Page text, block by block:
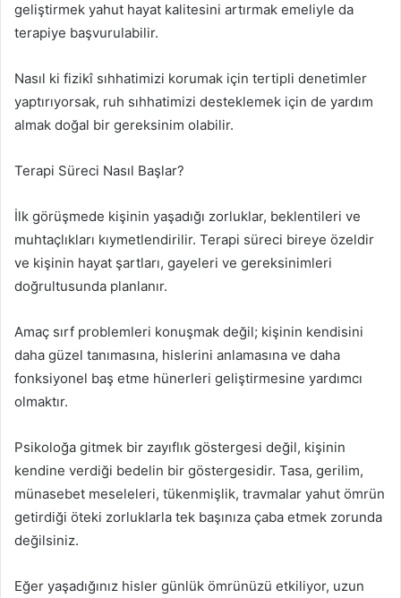
geliştirmek yahut hayat kalitesini artırmak emeliyle da
terapiye başvurulabilir.
Nasıl ki fizikî sıhhatimizi korumak için tertipli denetimler
yaptırıyorsak, ruh sıhhatimizi desteklemek için de yardım
almak doğal bir gereksinim olabilir.
Terapi Süreci Nasıl Başlar?
İlk görüşmede kişinin yaşadığı zorluklar, beklentileri ve
muhtaçlıkları kıymetlendirilir. Terapi süreci bireye özeldir
ve kişinin hayat şartları, gayeleri ve gereksinimleri
doğrultusunda planlanır.
Amaç sırf problemleri konuşmak değil; kişinin kendisini
daha güzel tanımasına, hislerini anlamasına ve daha
fonksiyonel baş etme hünerleri geliştirmesine yardımcı
olmaktır.
Psikoloğa gitmek bir zayıflık göstergesi değil, kişinin
kendine verdiği bedelin bir göstergesidir. Tasa, gerilim,
münasebet meseleleri, tükenmişlik, travmalar yahut ömrün
getirdiği öteki zorluklarla tek başınıza çaba etmek zorunda
değilsiniz.
Eğer yaşadığınız hisler günlük ömrünüzü etkiliyor, uzun